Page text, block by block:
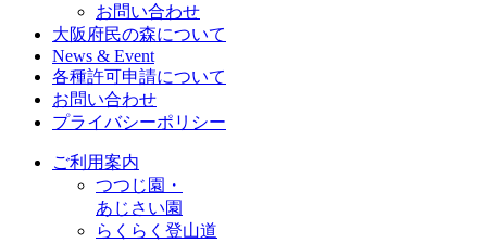
お問い合わせ
大阪府民の森について
News & Event
各種許可申請について
お問い合わせ
プライバシーポリシー
ご利用案内
つつじ園・
あじさい園
らくらく登山道